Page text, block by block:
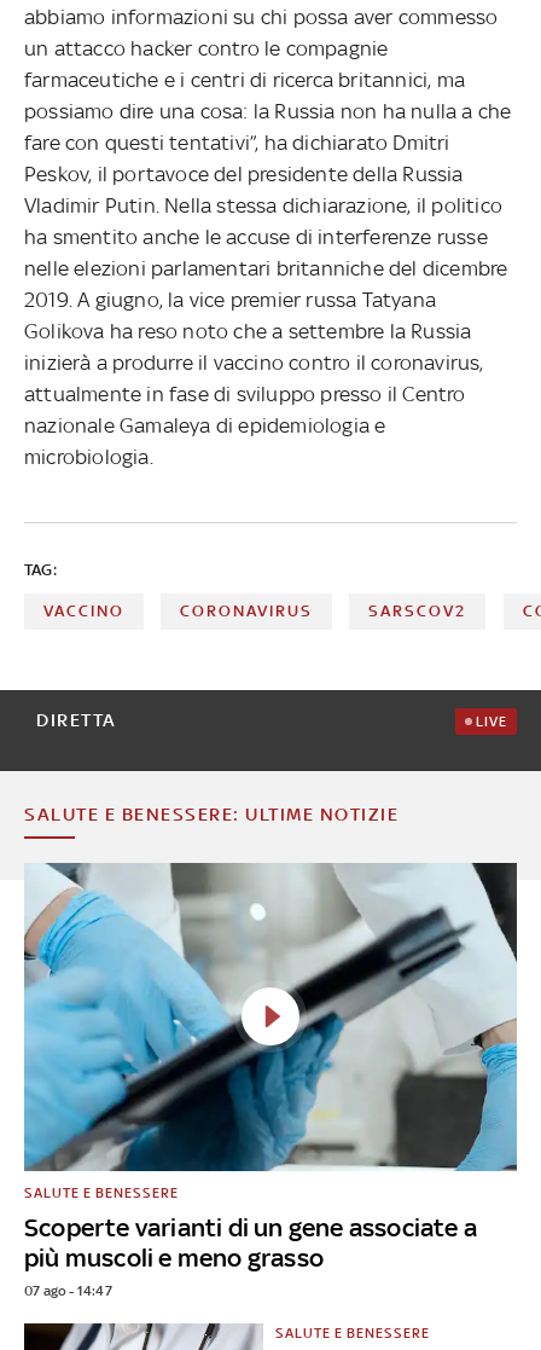
abbiamo informazioni su chi possa aver commesso
un attacco hacker contro le compagnie
farmaceutiche e i centri di ricerca britannici, ma
possiamo dire una cosa: la Russia non ha nulla a che
fare con questi tentativi”, ha dichiarato Dmitri
Peskov, il portavoce del presidente della Russia
Vladimir Putin. Nella stessa dichiarazione, il politico
ha smentito anche le accuse di interferenze russe
nelle elezioni parlamentari britanniche del dicembre
2019. A giugno, la vice premier russa Tatyana
Golikova ha reso noto che a settembre la Russia
inizierà a produrre il vaccino contro il coronavirus,
attualmente in fase di sviluppo presso il Centro
nazionale Gamaleya di epidemiologia e
microbiologia.
TAG:
VACCINO CORONAVIRUS SARSCOV2
DIRETTA LIVE
SALUTE E BENESSERE: ULTIME NOTIZIE
Scoperte varianti di un gene associate a
più muscoli e meno grasso
SALUTE E BENESSERE
07 ago - 14:47
SALUTE E BENESSERE